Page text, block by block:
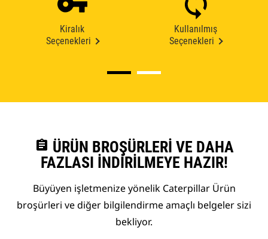
Kiralık
Seçenekleri
Kullanılmış
Seçenekleri
assignment ÜRÜN BROŞÜRLERI VE DAHA
FAZLASI İNDIRILMEYE HAZIR!
Büyüyen işletmenize yönelik Caterpillar Ürün
broşürleri ve diğer bilgilendirme amaçlı belgeler sizi
bekliyor.